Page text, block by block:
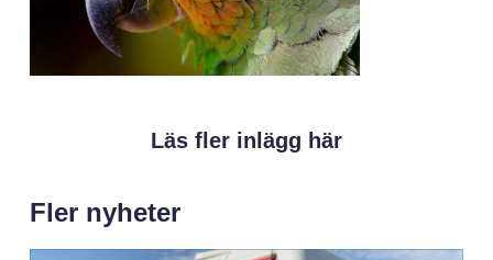
Läs fler inlägg här
Fler nyheter